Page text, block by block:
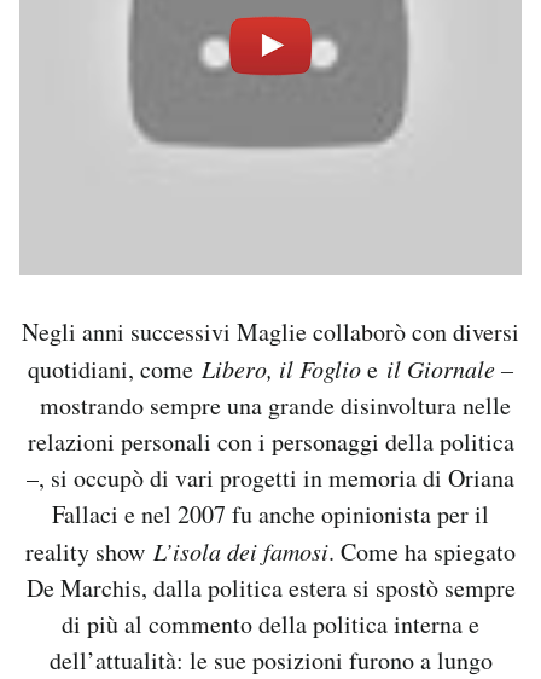
Negli anni successivi Maglie collaborò con diversi
quotidiani, come Libero, il Foglioe il Giornale –
mostrando sempre una grande disinvoltura nelle
relazioni personali con i personaggi della politica
–, si occupò di vari progetti in memoria di Oriana
Fallaci e nel 2007 fu anche opinionista per il
reality show L’isola dei famosi. Come ha spiegato
De Marchis, dalla politica estera si spostò sempre
di più al commento della politica interna e
dell’attualità: le sue posizioni furono a lungo